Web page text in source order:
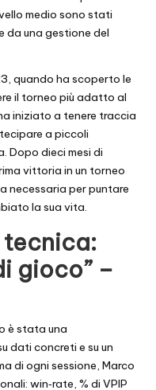
medio sono stati
da una gestione del
quando ha scoperto le
il torneo più adatto al
iniziato a tenere traccia
a piccoli
Dopo dieci mesi di
vittoria in un torneo
necessaria per puntare
la sua vita.
tecnica:
gioco” –
è stata una
dati concreti e su un
di ogni sessione, Marco
win‑rate, % di VPIP